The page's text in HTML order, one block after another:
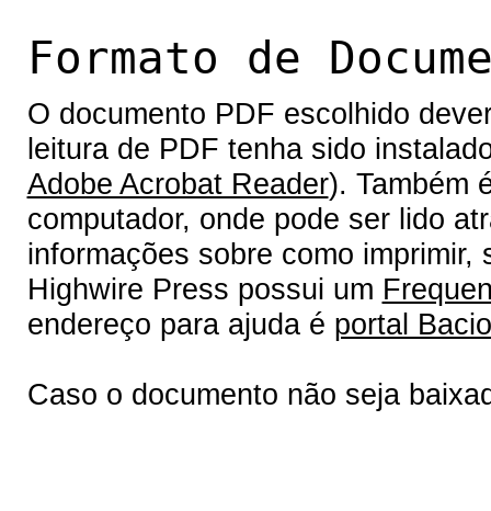
Formato de
O documento PDF escolhido
leitura de PDF tenha sido
Adobe Acrobat Reader). Também
computador, onde pode ser lido
informações sobre como
Highwire Press possui um
endereço para ajuda é portal
Caso o documento não seja